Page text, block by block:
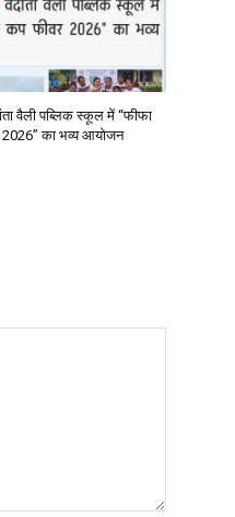
वैली पब्लिक स्कूल में “फीफा
2026” का भव्य आयोजन